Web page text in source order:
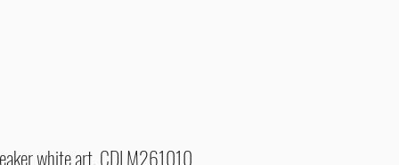
white art. CDLM261010